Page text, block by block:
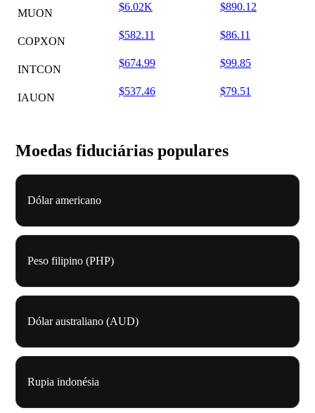
MUON
$6.02K $890.12
COPXON
$582.11 $86.11
INTCON
$674.99 $99.85
IAUON
$537.46 $79.51
Moedas fiduciárias populares
Dólar americano
Peso filipino (PHP)
Dólar australiano (AUD)
Rupia indonésia